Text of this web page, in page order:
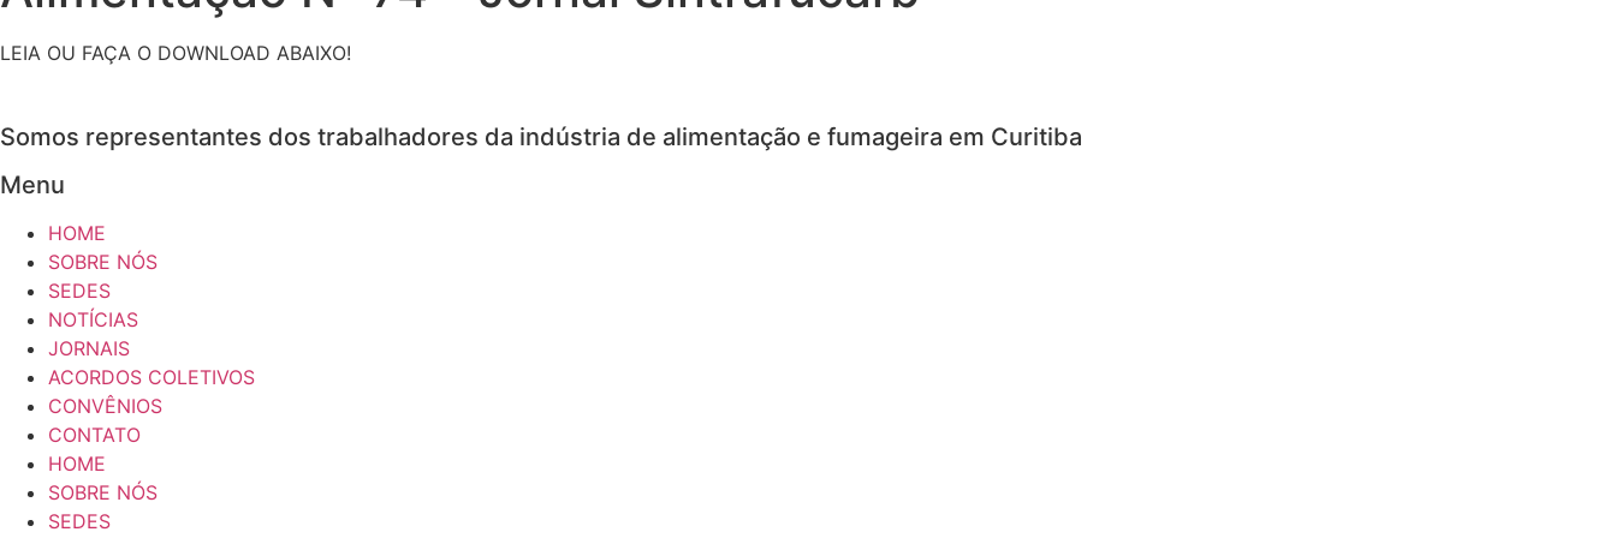
LEIA OU FAÇA O DOWNLOAD ABAIXO!
Somos representantes dos trabalhadores da indústria de alimentação e fumageira em Curitiba
Menu
HOME
SOBRE NÓS
SEDES
NOTÍCIAS
JORNAIS
ACORDOS COLETIVOS
CONVÊNIOS
CONTATO
HOME
SOBRE NÓS
SEDES